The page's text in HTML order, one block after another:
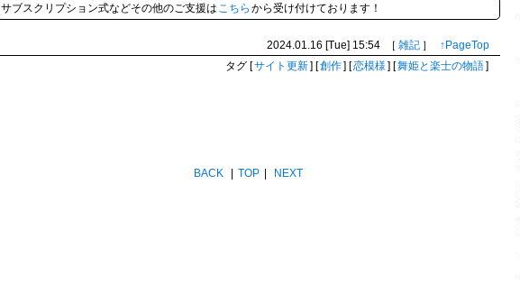
サブスクリプション式などその他のご支援は こちら から受け付けております！
2024.01.16 [Tue] 15:54 ［ 雑記 ］
↑PageTop
タグ [サイト更新] [創作] [恋模様] [舞姫と楽士の物語]
BACK TOP NEXT